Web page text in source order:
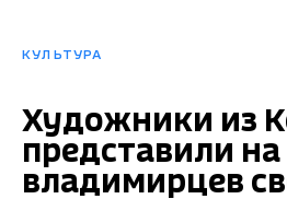
КУЛЬТУРА
Художники из
представили на
владимирцев